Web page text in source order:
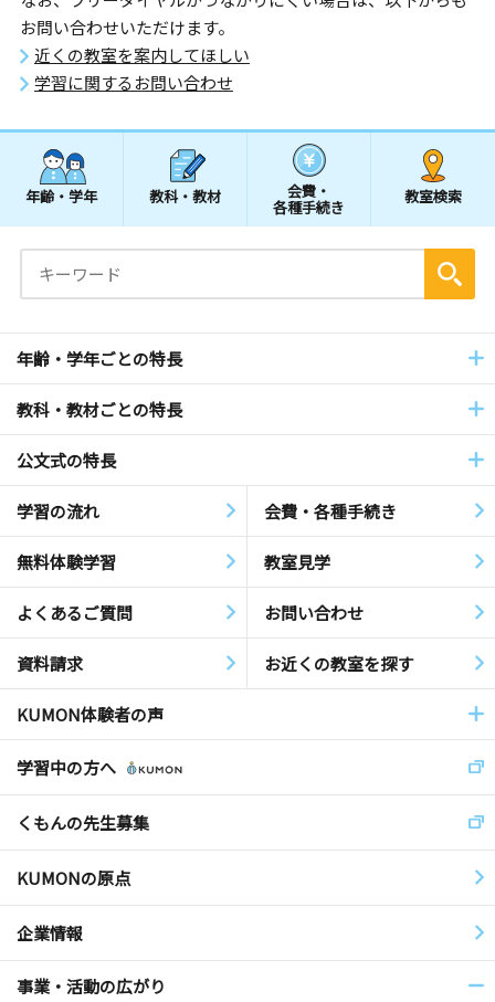
お問い合わせいただけます。
近くの教室を案内してほしい
学習に関するお問い合わせ
年齢・学年 教科・教材 会費・
各種手続き
教室検索
年齢・学年ごとの特長
教科・教材ごとの特長
公文式の特長
学習の流れ 会費・各種手続き
無料体験学習 教室見学
よくあるご質問 お問い合わせ
資料請求 お近くの教室を探す
KUMON体験者の声
学習中の方へ
くもんの先生募集
KUMONの原点
企業情報
事業・活動の広がり